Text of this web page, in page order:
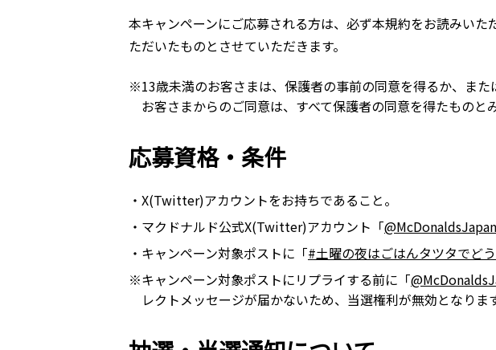
本キャンペーンにご応募される方は、必ず本規約をお読みい
ただいたものとさせていただきます。
※13歳未満のお客さまは、保護者の事前の同意を得るか、ま
お客さまからのご同意は、すべて保護者の同意を得たものと
応募資格・条件
・X(Twitter)アカウントをお持ちであること。
・マクドナルド公式X(Twitter)アカウント「@McDonaldsJapan
・キャンペーン対象ポストに「#土曜の夜はごはんタツタでど
※キャンペーン対象ポストにリプライする前に「
レクトメッセージが届かないため、当選権利が無効となります